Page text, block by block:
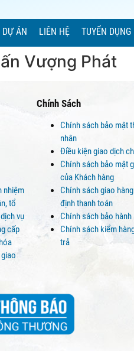
DỰ ÁN LIÊN HỆ TUYỂN DỤNG
Vượng Phát
nhiệm
tổ
vụ
cấp
Chính Sách
Chính sách bảo mật
nhân
Điều kiện giao dịch
Chính sách bảo mật
của Khách hàng
Chính sách giao
định thanh toán
Chính sách bảo hành
Chính sách kiểm
trả